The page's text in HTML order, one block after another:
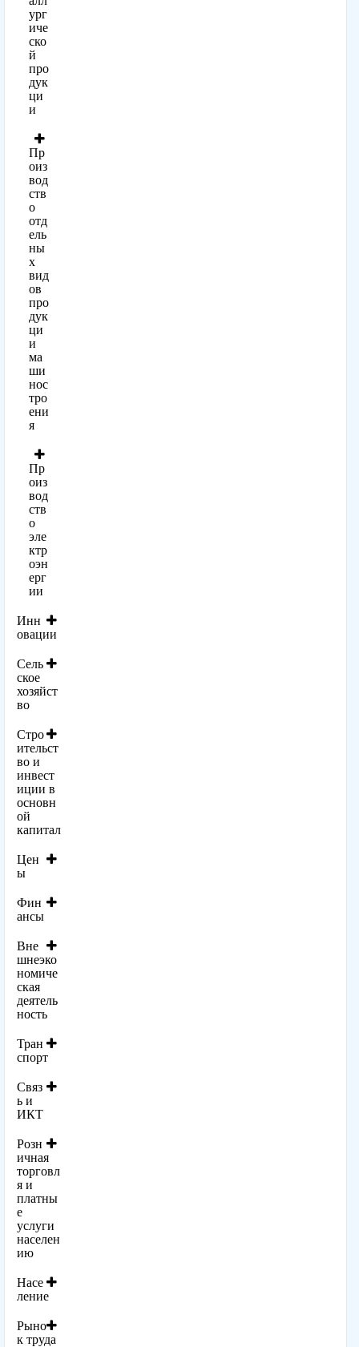
ург
иче
ско
й
про
дук
ци
и
Пр
оиз
вод
ств
о
отд
ель
ны
х
вид
ов
про
дук
ци
и
ма
ши
нос
тро
ени
я
Пр
оиз
вод
ств
о
эле
ктр
оэн
ерг
ии
Инн
овации
Сель
ское
хозяйст
во
Стро
ительст
во и
инвест
иции в
основн
ой
капитал
Цен
ы
Фин
ансы
Вне
шнеэко
номиче
ская
деятель
ность
Тран
спорт
Связ
ь и
ИКТ
Розн
ичная
торговл
я и
платны
е
услуги
населен
ию
Насе
ление
Рыно
к труда